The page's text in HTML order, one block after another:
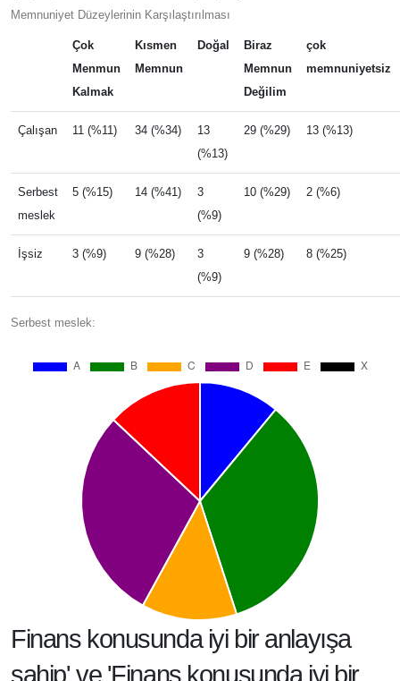
Memnuniyet Düzeylerinin Karşılaştırılması
Çok
Menmun
Kalmak
Kısmen
Memnun
Doğal
Biraz
Memnun
Değilim
çok
memnuniyetsiz
Çalışan 11 (%11) 34 (%34)
13
(%13)
29 (%29) 13 (%13)
Serbest
meslek
5 (%15) 14 (%41)
3
(%9)
10 (%29) 2 (%6)
İşsiz 3 (%9) 9 (%28)
3
(%9)
9 (%28) 8 (%25)
Serbest meslek:
Finans konusunda iyi bir anlayışa
sahip' ve 'Finans konusunda iyi bir